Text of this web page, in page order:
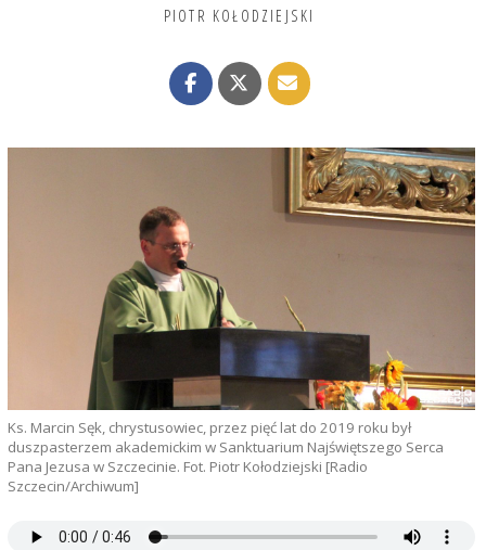
PIOTR KOŁODZIEJSKI
Ks. Marcin Sęk, chrystusowiec, przez pięć lat do 2019 roku był
duszpasterzem akademickim w Sanktuarium Najświętszego Serca
Pana Jezusa w Szczecinie. Fot. Piotr Kołodziejski [Radio
Szczecin/Archiwum]